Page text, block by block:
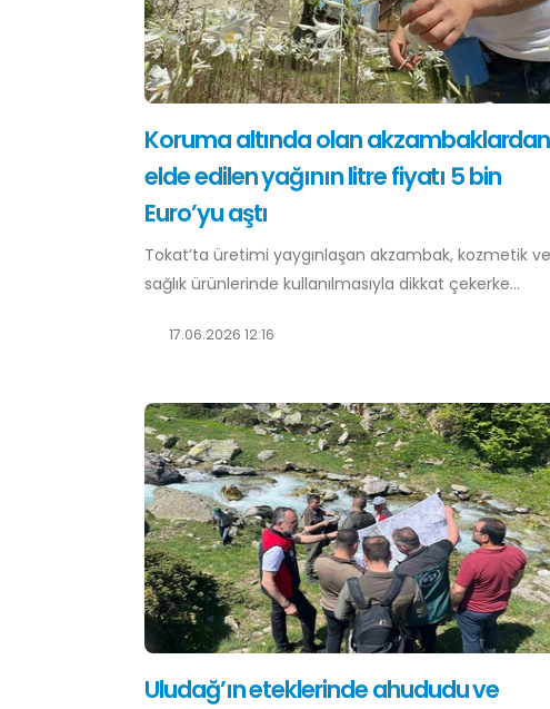
Koruma altında olan akzambaklardan
elde edilen yağının litre fiyatı 5 bin
Euro’yu aştı
Tokat’ta üretimi yaygınlaşan akzambak, kozmetik ve
sağlık ürünlerinde kullanılmasıyla dikkat çekerke...
17.06.2026 12:16
Uludağ’ın eteklerinde ahududu ve